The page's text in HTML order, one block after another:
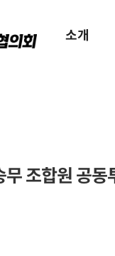
소개
조합원 공동